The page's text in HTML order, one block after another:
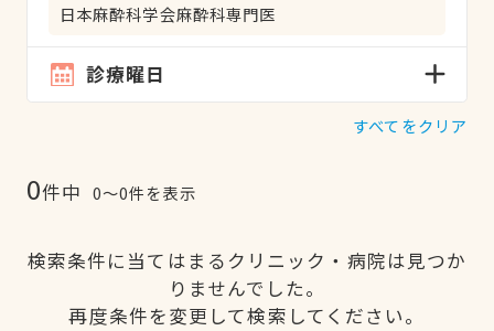
日本麻酔科学会麻酔科専門医
診療曜日
すべてをクリア
0件中 0〜0件を表示
検索条件に当てはまるクリニック・病院は見つか
りませんでした。
再度条件を変更して検索してください。